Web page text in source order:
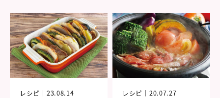
レシピ ｜ 23.08.14 レシピ ｜ 20.07.27